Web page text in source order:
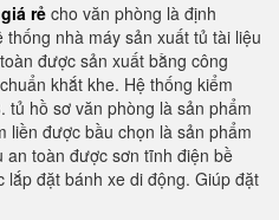
rẻ cho văn phòng là định
nhà máy sản xuất tủ tài liệu
được sản xuất bằng công
khắt khe. Hệ thống kiểm
tủ hồ sơ văn phòng là sản phẩm
liền được bầu chọn là sản phẩm
an toàn được sơn tĩnh điện bề
lắp đặt bánh xe di động. Giúp đặt